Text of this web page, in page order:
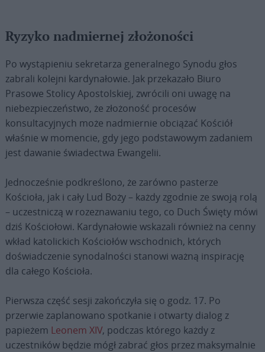
Ryzyko nadmiernej złożoności
Po wystąpieniu sekretarza generalnego Synodu głos
zabrali kolejni kardynałowie. Jak przekazało Biuro
Prasowe Stolicy Apostolskiej, zwrócili oni uwagę na
niebezpieczeństwo, że złożoność procesów
konsultacyjnych może nadmiernie obciążać Kościół
właśnie w momencie, gdy jego podstawowym zadaniem
jest dawanie świadectwa Ewangelii.
Jednocześnie podkreślono, że zarówno pasterze
Kościoła, jak i cały Lud Boży – każdy zgodnie ze swoją rolą
– uczestniczą w rozeznawaniu tego, co Duch Święty mówi
dziś Kościołowi. Kardynałowie wskazali również na cenny
wkład katolickich Kościołów wschodnich, których
doświadczenie synodalności stanowi ważną inspirację
dla całego Kościoła.
Pierwsza część sesji zakończyła się o godz. 17. Po
przerwie zaplanowano spotkanie i otwarty dialog z
papieżem Leonem XIV, podczas którego każdy z
uczestników będzie mógł zabrać głos przez maksymalnie